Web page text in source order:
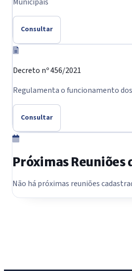
Consultar
Decreto nº 456/2021
Regulamenta o funcionamento
Consultar
Próximas Reuniões
Não há próximas reuniões